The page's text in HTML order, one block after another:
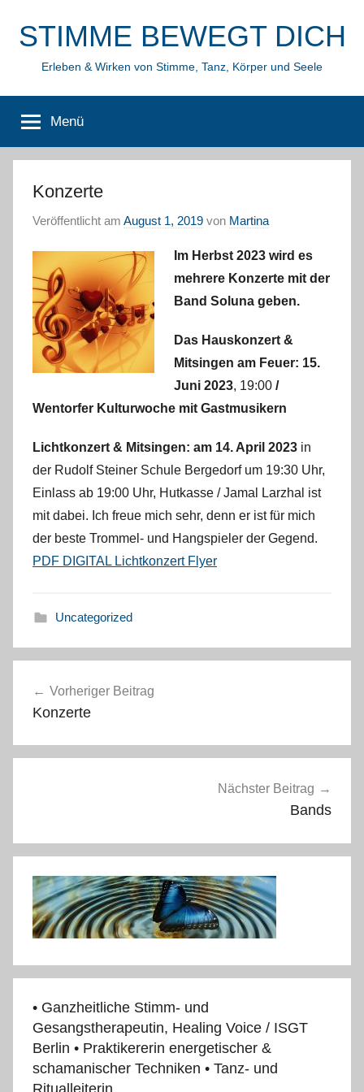
InhaltSTIMME BEWEGT DICH
Erleben & Wirken von Stimme, Tanz, Körper und Seele
Menü
Konzerte
Veröffentlicht am August 1, 2019 von Martina
Im Herbst 2023 wird es
mehrere Konzerte mit der
Band Soluna geben.
Das Hauskonzert &
Mitsingen am Feuer: 15.
Juni 2023, 19:00 /
Wentorfer Kulturwoche mit Gastmusikern
Lichtkonzert & Mitsingen: am 14. April 2023 in
der Rudolf Steiner Schule Bergedorf um 19:30 Uhr,
Einlass ab 19:00 Uhr, Hutkasse / Jamal Larzhal ist
mit dabei. Ich freue mich sehr, denn er ist für mich
der beste Trommel- und Hangspieler der Gegend.
PDF DIGITAL Lichtkonzert Flyer
Uncategorized
Navigation
Vorheriger Beitrag
Konzerte
Nächster Beitrag
Bands
• Ganzheitliche Stimm- und
Gesangstherapeutin, Healing Voice / ISGT
Berlin • Praktikererin energetischer &
schamanischer Techniken • Tanz- und
Ritualleiterin